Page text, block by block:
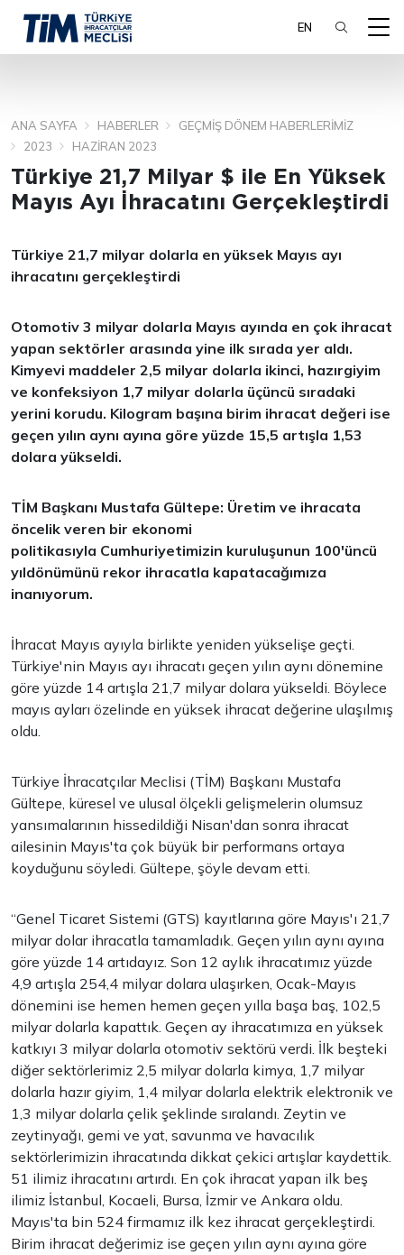
EN
ARA
ANA SAYFA HABERLER
GEÇMIŞ DÖNEM HABERLERIMIZ
2023
HAZIRAN 2023
Türkiye 21,7 Milyar $ ile En Yüksek
Mayıs Ayı İhracatını Gerçekleştirdi
Türkiye 21,7 milyar dolarla en yüksek Mayıs ayı
ihracatını gerçekleştirdi
Otomotiv 3 milyar dolarla Mayıs ayında en çok ihracat
yapan sektörler arasında yine ilk sırada yer aldı.
Kimyevi maddeler 2,5 milyar dolarla ikinci, hazırgiyim
ve konfeksiyon 1,7 milyar dolarla üçüncü sıradaki
yerini korudu. Kilogram başına birim ihracat değeri ise
geçen yılın aynı ayına göre yüzde 15,5 artışla 1,53
dolara yükseldi.
TİM Başkanı Mustafa Gültepe: Üretim ve ihracata
öncelik veren bir ekonomi
politikasıyla Cumhuriyetimizin kuruluşunun 100'üncü
yıldönümünü rekor ihracatla kapatacağımıza
inanıyorum.
İhracat Mayıs ayıyla birlikte yeniden yükselişe geçti.
Türkiye'nin Mayıs ayı ihracatı geçen yılın aynı dönemine
göre yüzde 14 artışla 21,7 milyar dolara yükseldi. Böylece
mayıs ayları özelinde en yüksek ihracat değerine ulaşılmış
oldu.
Türkiye İhracatçılar Meclisi (TİM) Başkanı Mustafa
Gültepe, küresel ve ulusal ölçekli gelişmelerin olumsuz
yansımalarının hissedildiği Nisan'dan sonra ihracat
ailesinin Mayıs'ta çok büyük bir performans ortaya
koyduğunu söyledi. Gültepe, şöyle devam etti.
“Genel Ticaret Sistemi (GTS) kayıtlarına göre Mayıs'ı 21,7
milyar dolar ihracatla tamamladık. Geçen yılın aynı ayına
göre yüzde 14 artıdayız. Son 12 aylık ihracatımız yüzde
4,9 artışla 254,4 milyar dolara ulaşırken, Ocak-Mayıs
dönemini ise hemen hemen geçen yılla başa baş, 102,5
milyar dolarla kapattık. Geçen ay ihracatımıza en yüksek
katkıyı 3 milyar dolarla otomotiv sektörü verdi. İlk beşteki
diğer sektörlerimiz 2,5 milyar dolarla kimya, 1,7 milyar
dolarla hazır giyim, 1,4 milyar dolarla elektrik elektronik ve
1,3 milyar dolarla çelik şeklinde sıralandı. Zeytin ve
zeytinyağı, gemi ve yat, savunma ve havacılık
sektörlerimizin ihracatında dikkat çekici artışlar kaydettik.
51 ilimiz ihracatını artırdı. En çok ihracat yapan ilk beş
ilimiz İstanbul, Kocaeli, Bursa, İzmir ve Ankara oldu.
Mayıs'ta bin 524 firmamız ilk kez ihracat gerçekleştirdi.
Birim ihracat değerimiz ise geçen yılın aynı ayına göre